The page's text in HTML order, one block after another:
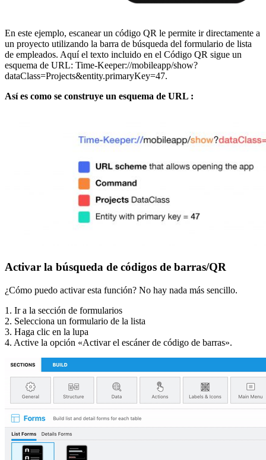
En este ejemplo, escanear un código QR le permite ir directamente a
un proyecto utilizando la barra de búsqueda del formulario de lista
de empleados. Aquí el texto incluido en el Código QR sigue un
esquema de URL: Time-Keeper://mobileapp/show?
dataClass=Projects&entity.primaryKey=47.
Así es como se construye un esquema de URL :
Activar la búsqueda de códigos de barras/QR
¿Cómo puedo activar esta función? No hay nada más sencillo.
1. Ir a la sección de formularios
2. Selecciona un formulario de la lista
3. Haga clic en la lupa
4. Active la opción «Activar el escáner de código de barras».